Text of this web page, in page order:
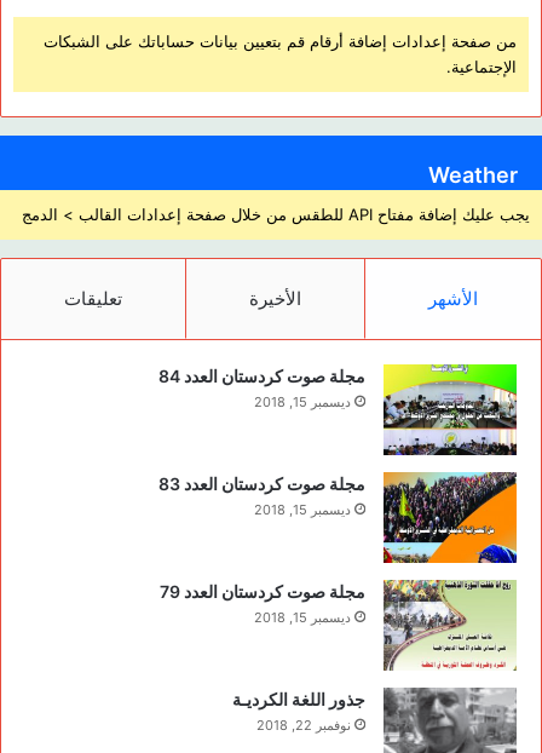
من صفحة إعدادات إضافة أرقام قم بتعيين بيانات حساباتك على الشبكات
الإجتماعية.
Weather
يجب عليك إضافة مفتاح API للطقس من خلال صفحة إعدادات القالب > الدمج
الأشهر الأخيرة تعليقات
مجلة صوت كردستان العدد 84
ديسمبر 15, 2018
مجلة صوت كردستان العدد 83
ديسمبر 15, 2018
مجلة صوت كردستان العدد 79
ديسمبر 15, 2018
جذور اللغة الكرديـة
نوفمبر 22, 2018